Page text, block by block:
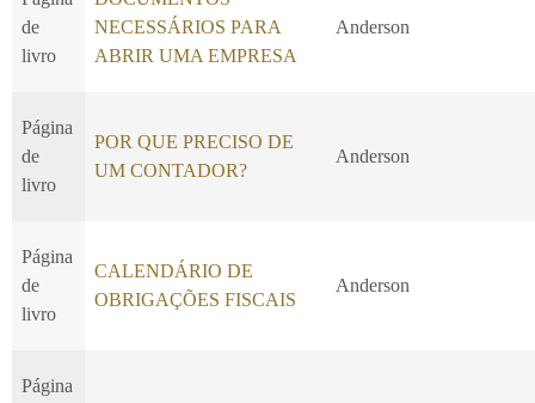
de
livro
NECESSÁRIOS PARA
ABRIR UMA EMPRESA
Anderson
Página
de
livro
POR QUE PRECISO DE
UM CONTADOR?
Anderson
Página
de
livro
CALENDÁRIO DE
OBRIGAÇÕES FISCAIS
Anderson
Página